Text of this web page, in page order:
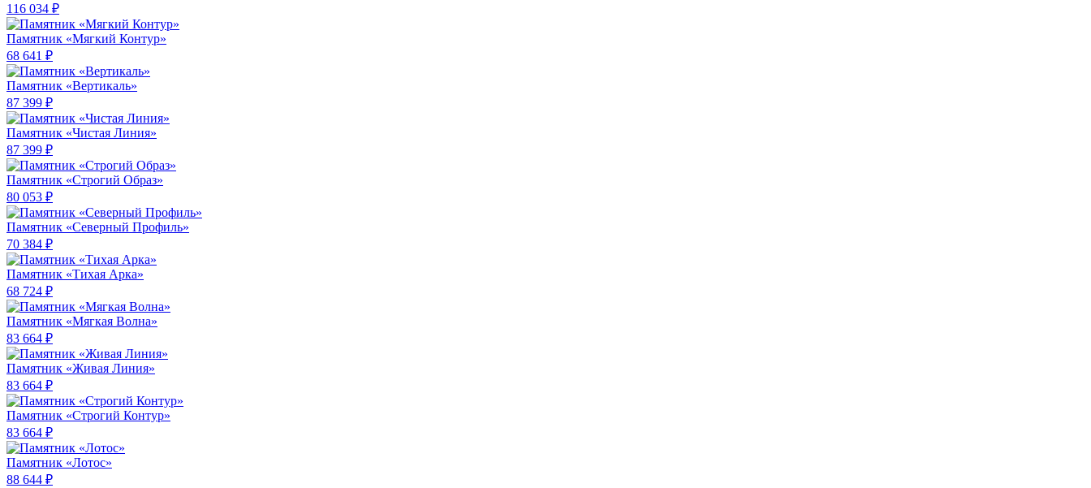
116 034 ₽
Памятник «Мягкий Контур»
68 641 ₽
Памятник «Вертикаль»
87 399 ₽
Памятник «Чистая Линия»
87 399 ₽
Памятник «Строгий Образ»
80 053 ₽
Памятник «Северный Профиль»
70 384 ₽
Памятник «Тихая Арка»
68 724 ₽
Памятник «Мягкая Волна»
83 664 ₽
Памятник «Живая Линия»
83 664 ₽
Памятник «Строгий Контур»
83 664 ₽
Памятник «Лотос»
88 644 ₽